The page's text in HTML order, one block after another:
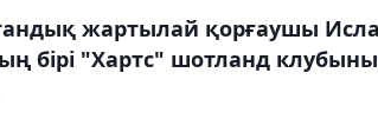
жартылай қорғаушы
бірі "Хартс" шотланд